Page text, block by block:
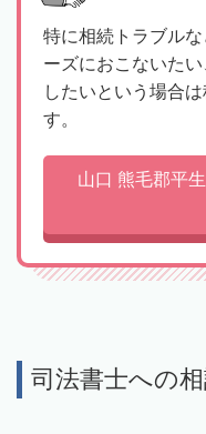
特に相続トラブル
ーズにおこないた
したいという場合
す。
山口 熊毛郡平
司法書士への